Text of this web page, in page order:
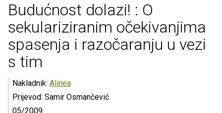
Budućnost dolazi! : O
sekulariziranim očekivanjima
spasenja i razočaranju u vezi
s tim
Nakladnik: Alinea
Prijevod: Samir Osmančević
05/2009.